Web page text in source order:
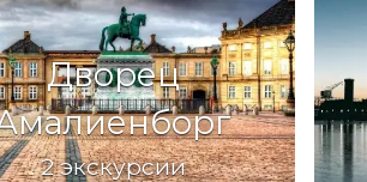
Дворец
2 экскурсии